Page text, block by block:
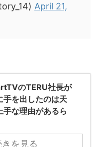
April 21,
のTERU社長が
手を出したのは天
手な理由があるら
を見る